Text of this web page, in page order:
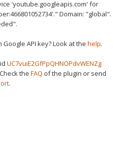
'youtube.googleapis.com' for
Domain: "global".
API key? Look at the help.
UC7vuiE2GfPpQHNOPdvWENZg
the FAQ of the plugin or send
.